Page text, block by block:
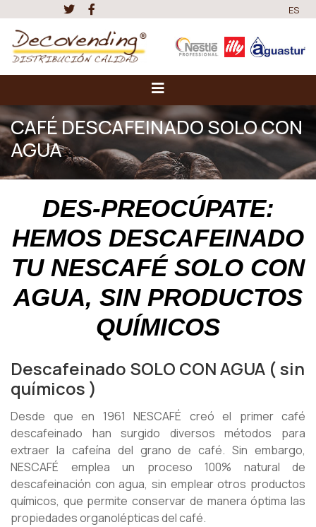
ES
CAFÉ DESCAFEINADO SOLO CON
AGUA
DES-PREOCÚPATE:
HEMOS DESCAFEINADO
TU NESCAFÉ SOLO CON
AGUA, SIN PRODUCTOS
QUÍMICOS
Descafeinado SOLO CON AGUA ( sin
químicos )
Desde que en 1961 NESCAFÉ creó el primer café
descafeinado han surgido diversos métodos para
extraer la cafeína del grano de café. Sin embargo,
NESCAFÉ emplea un proceso 100% natural de
descafeinación con agua, sin emplear otros productos
químicos, que permite conservar de manera óptima las
propiedades organolépticas del café.